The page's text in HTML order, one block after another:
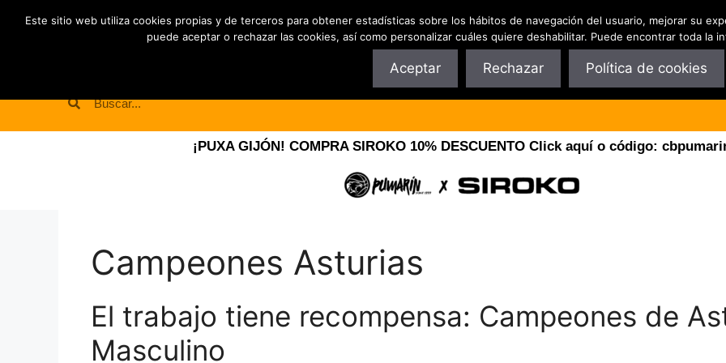
Inicio Club Tecnificación y Campus
¡PUXA GIJÓN! COMPRA SIROKO 10% DESCUENTO Click aquí o código:
Campeones Asturias
El trabajo tiene recompensa: Campeones de
Masculino
Este sitio web utiliza cookies propias y de terceros para obtener estadísticas sobre los hábitos de navegación del usuario, mejorar su
puede aceptar o rechazar las cookies, así como personalizar cuáles quiere deshabilitar. Puede encontrar toda la
Aceptar Rechazar Política de cookies